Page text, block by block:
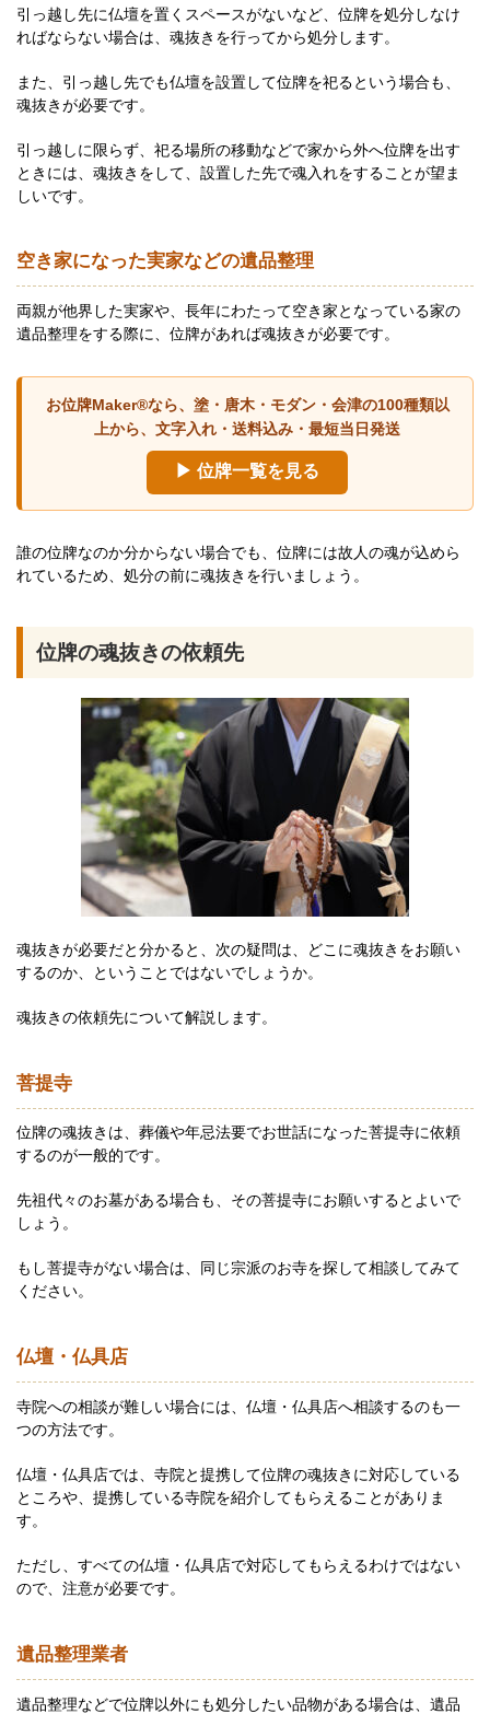
引っ越し先に仏壇を置くスペースがないなど、位牌を処分しなけ
ればならない場合は、魂抜きを行ってから処分します。
また、引っ越し先でも仏壇を設置して位牌を祀るという場合も、
魂抜きが必要です。
引っ越しに限らず、祀る場所の移動などで家から外へ位牌を出す
ときには、魂抜きをして、設置した先で魂入れをすることが望ま
しいです。
空き家になった実家などの遺品整理
両親が他界した実家や、長年にわたって空き家となっている家の
遺品整理をする際に、位牌があれば魂抜きが必要です。
お位牌Maker®なら、塗・唐木・モダン・会津の100種類以
上から、文字入れ・送料込み・最短当日発送
▶ 位牌一覧を見る
誰の位牌なのか分からない場合でも、位牌には故人の魂が込めら
れているため、処分の前に魂抜きを行いましょう。
位牌の魂抜きの依頼先
魂抜きが必要だと分かると、次の疑問は、どこに魂抜きをお願い
するのか、ということではないでしょうか。
魂抜きの依頼先について解説します。
菩提寺
位牌の魂抜きは、葬儀や年忌法要でお世話になった菩提寺に依頼
するのが一般的です。
先祖代々のお墓がある場合も、その菩提寺にお願いするとよいで
しょう。
もし菩提寺がない場合は、同じ宗派のお寺を探して相談してみて
ください。
仏壇・仏具店
寺院への相談が難しい場合には、仏壇・仏具店へ相談するのも一
つの方法です。
仏壇・仏具店では、寺院と提携して位牌の魂抜きに対応している
ところや、提携している寺院を紹介してもらえることがありま
す。
ただし、すべての仏壇・仏具店で対応してもらえるわけではない
ので、注意が必要です。
遺品整理業者
遺品整理などで位牌以外にも処分したい品物がある場合は、遺品